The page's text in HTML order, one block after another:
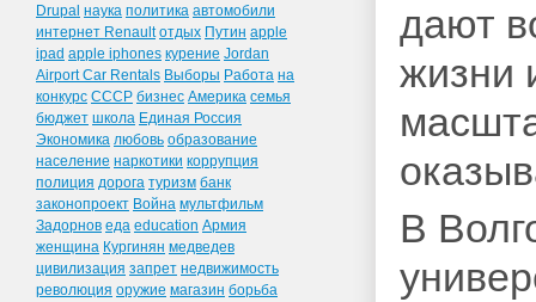
Drupal наука политика автомобили
интернет Renault отдых Путин apple
ipad apple iphones курение Jordan
Airport Car Rentals Выборы Работа на
конкурс СССР бизнес Америка семья
бюджет школа Единая Россия
Экономика любовь образование
население наркотики коррупция
полиция дорога туризм банк
законопроект Война мультфильм
Задорнов еда education Армия
женщина Кургинян медведев
цивилизация запрет недвижимость
революция оружие магазин борьба
дают
жизни
В